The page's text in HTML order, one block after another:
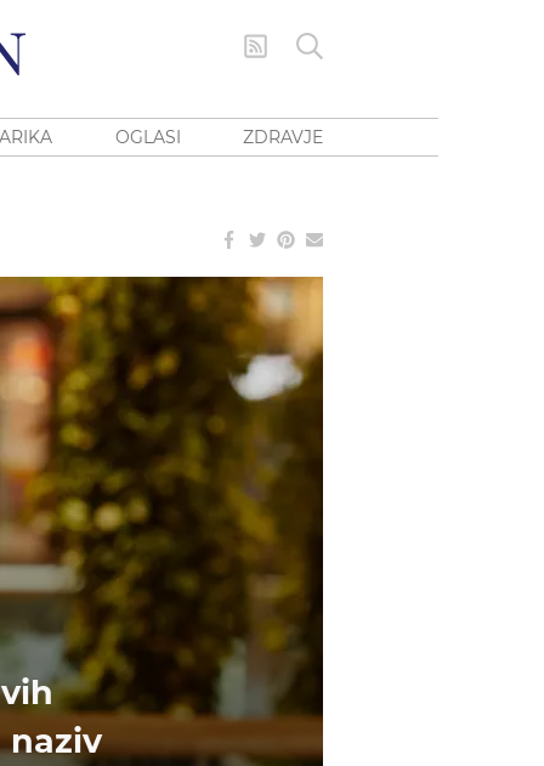
OGLASI ZDRAVJE
naziv